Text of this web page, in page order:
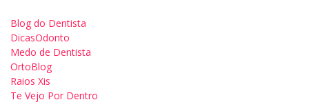
Blog do Dentista
DicasOdonto
Medo de Dentista
OrtoBlog
Raios Xis
Te Vejo Por Dentro